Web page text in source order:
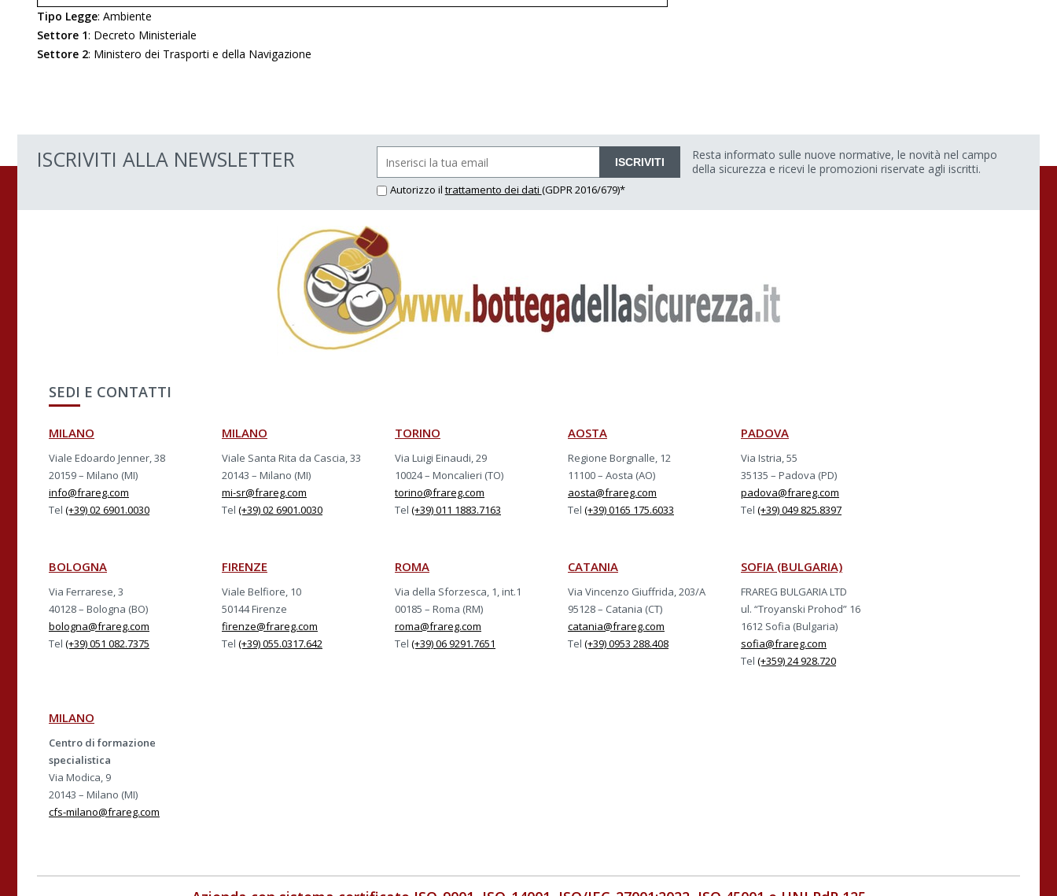
Tipo Legge: Ambiente
Settore 1: Decreto Ministeriale
Settore 2: Ministero dei Trasporti e della Navigazione
ISCRIVITI ALLA NEWSLETTER ISCRIVITI
Autorizzo il trattamento dei dati (GDPR 2016/679)*
Resta informato sulle nuove normative, le novità nel campo
della sicurezza e ricevi le promozioni riservate agli iscritti.
SEDI E CONTATTI
MILANO
Viale Edoardo Jenner, 38
20159 – Milano (MI)
info@frareg.com
Tel (+39) 02 6901.0030
MILANO
Viale Santa Rita da Cascia, 33
20143 – Milano (MI)
mi-sr@frareg.com
Tel (+39) 02 6901.0030
TORINO
Via Luigi Einaudi, 29
10024 – Moncalieri (TO)
torino@frareg.com
Tel (+39) 011 1883.7163
AOSTA
Regione Borgnalle, 12
11100 – Aosta (AO)
aosta@frareg.com
Tel (+39) 0165 175.6033
PADOVA
Via Istria, 55
35135 – Padova (PD)
padova@frareg.com
Tel (+39) 049 825.8397
BOLOGNA
Via Ferrarese, 3
40128 – Bologna (BO)
bologna@frareg.com
Tel (+39) 051 082.7375
FIRENZE
Viale Belfiore, 10
50144 Firenze
firenze@frareg.com
Tel (+39) 055.0317.642
ROMA
Via della Sforzesca, 1, int.1
00185 – Roma (RM)
roma@frareg.com
Tel (+39) 06 9291.7651
CATANIA
Via Vincenzo Giuffrida, 203/A
95128 – Catania (CT)
catania@frareg.com
Tel (+39) 0953 288.408
SOFIA (BULGARIA)
FRAREG BULGARIA LTD
ul. “Troyanski Prohod” 16
1612 Sofia (Bulgaria)
sofia@frareg.com
Tel (+359) 24 928.720
MILANO
Centro di formazione
specialistica
Via Modica, 9
20143 – Milano (MI)
cfs-milano@frareg.com